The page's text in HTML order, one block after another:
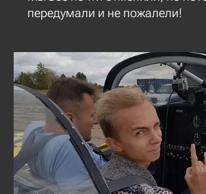
передумали и не пожалели!